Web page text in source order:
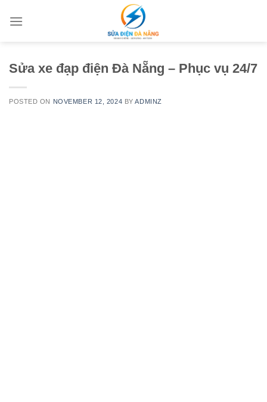
Sửa xe đạp điện Đà Nẵng – Phục vụ 24/7
POSTED ON NOVEMBER 12, 2024 BYADMINZ